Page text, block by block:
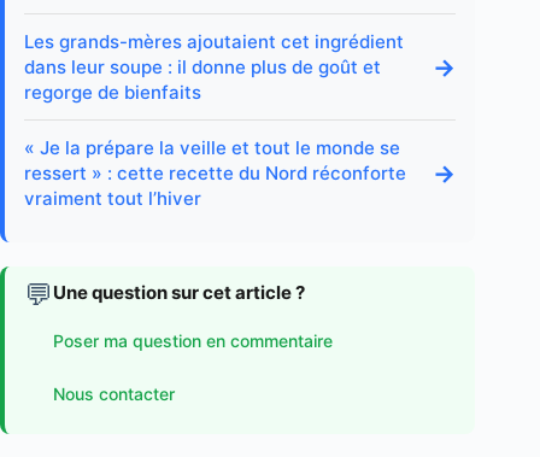
Les grands-mères ajoutaient cet ingrédient
dans leur soupe : il donne plus de goût et
regorge de bienfaits
→
« Je la prépare la veille et tout le monde se
ressert » : cette recette du Nord réconforte
vraiment tout l’hiver
→
💬 Une question sur cet article ?
Poser ma question en commentaire
Nous contacter